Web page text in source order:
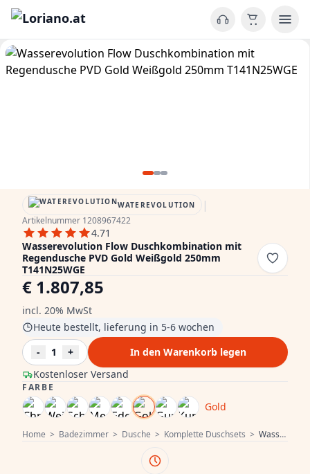
Home > Badezimmer > Dusche > Komplette Duschsets > Wasserevolution Flow Duschkombination mit Regendusche PVD Gold Weißgold 250mm T141N25WGE
WATEREVOLUTION |
Artikelnummer 1208967422
4.71
Wasserevolution Flow Duschkombination mit
Regendusche PVD Gold Weißgold 250mm
T141N25WGE
€ 1.807,85
incl. 20% MwSt
Kostenloser Versand
Heute bestellt, lieferung in 5-6 wochen
-
1 + In den Warenkorb legen
FARBE
Gold